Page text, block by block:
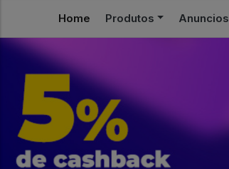
Home Produtos Anuncios